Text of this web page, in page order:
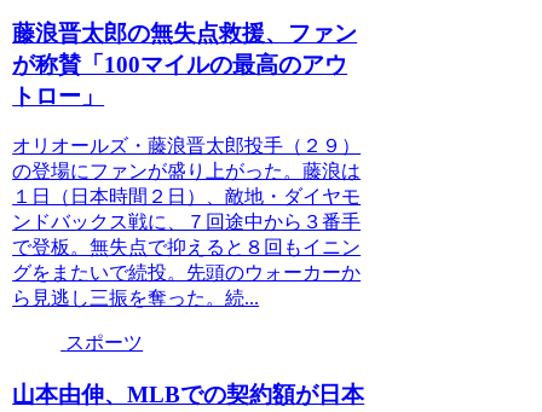
藤浪晋太郎の無失点救援、ファン
が称賛「100マイルの最高のアウ
トロー」
オリオールズ・藤浪晋太郎投手（２９）
の登場にファンが盛り上がった。藤浪は
１日（日本時間２日）、敵地・ダイヤモ
ンドバックス戦に、７回途中から３番手
で登板。無失点で抑えると８回もイニン
グをまたいで続投。先頭のウォーカーか
ら見逃し三振を奪った。続...
スポーツ
山本由伸、MLBでの契約額が日本